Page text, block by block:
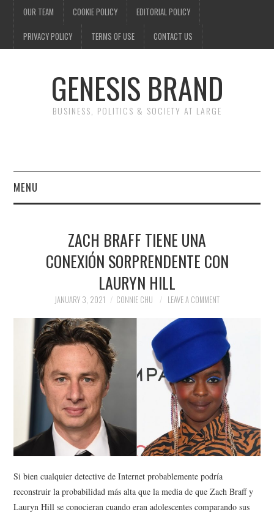
OUR TEAM COOKIE POLICY EDITORIAL POLICY
PRIVACY POLICY TERMS OF USE CONTACT US
GENESIS BRAND
BUSINESS, POLITICS & SOCIETY AT LARGE
MENU
SOCIETY
SPORTS
TECHNOLOGY
ZACH BRAFF TIENE UNA
CONEXIÓN SORPRENDENTE CON
LAURYN HILL
JANUARY 3, 2021 CONNIE CHU LEAVE A COMMENT
Si bien cualquier detective de Internet probablemente podría
reconstruir la probabilidad más alta que la media de que Zach Braff y
Lauryn Hill se conocieran cuando eran adolescentes comparando sus